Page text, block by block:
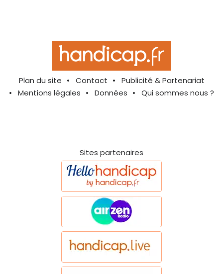
Plan du site Contact
Publicité & Partenariat
Mentions légales
Données Qui sommes nous ?
Sites partenaires